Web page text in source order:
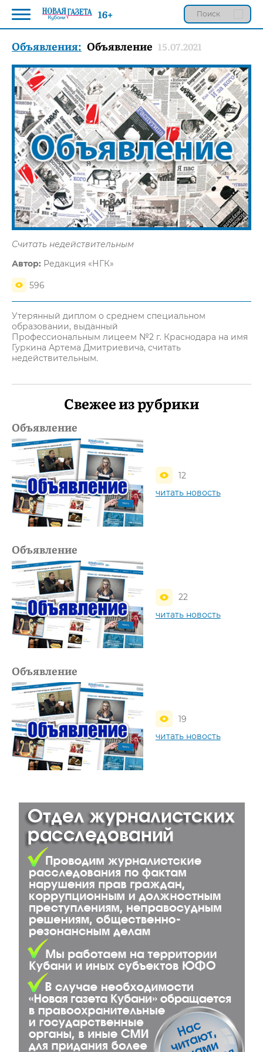
Объявления: Объявление 15.07.2021
Считать недействительным
Автор: Редакция «НГК»
596
Утерянный диплом о среднем специальном
образовании, выданный
Профессиональным лицеем №2 г. Краснодара на имя
Гуркина Артема Дмитриевича, считать
недействительным.
Свежее из рубрики
Объявление
12
читать новость
Объявление
22
читать новость
Объявление
19
читать новость
16+